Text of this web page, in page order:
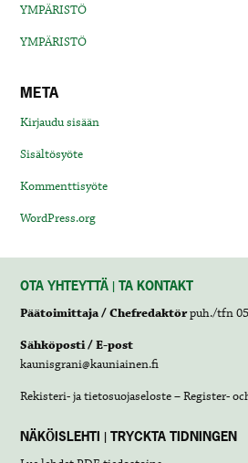
YMPÄRISTÖ
YMPÄRISTÖ
META
Kirjaudu sisään
Sisältösyöte
Kommenttisyöte
WordPress.org
OTA YHTEYTTÄ | TA KONTAKT
Päätoimittaja / Chefredaktörpuh./tfn
Sähköposti / E-post
kaunisgrani@kauniainen.fi
Rekisteri- ja tietosuojaseloste – Register-
NÄKÖISLEHTI | TRYCKTA TIDNINGEN